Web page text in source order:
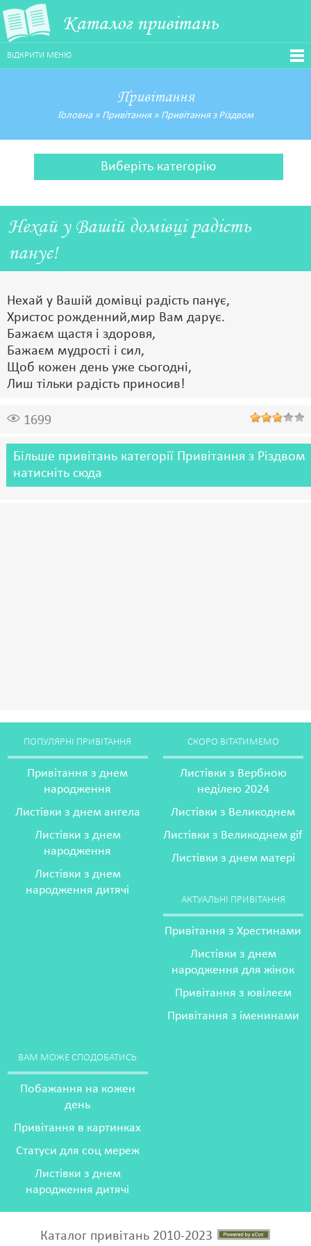
Каталог привітань
ВІДКРИТИ МЕНЮ
Привітання
Головна» Привітання» Привітання з Різдвом
Виберіть категорію
Нехай у Вашій домівці радість
панує!
Нехай у Вашій домівці радість панує,
Христос рожденний,мир Вам дарує.
Бажаєм щастя і здоровя,
Бажаєм мудрості і сил,
Щоб кожен день уже сьогодні,
Лиш тільки радість приносив!
1699
Більше привітань категорії Привітання з Різдвом
натисніть сюда
ПОПУЛЯРНІ ПРИВІТАННЯ
Привітання з днем
народження
Листівки з днем ангела
Листівки з днем
народження
Листівки з днем
народження дитячі
СКОРО ВІТАТИМЕМО
Листівки з Вербною
неділею 2024
Листівки з Великоднем
Листівки з Великоднем gif
Листівки з днем матері
АКТУАЛЬНІ ПРИВІТАННЯ
Привітання з Хрестинами
Листівки з днем
народження для жінок
Привітання з ювілеєм
Привітання з іменинами
ВАМ МОЖЕ СПОДОБАТИСЬ
Побажання на кожен
день
Привітання в картинках
Статуси для соц мереж
Листівки з днем
народження дитячі
Каталог привітань 2010-2023